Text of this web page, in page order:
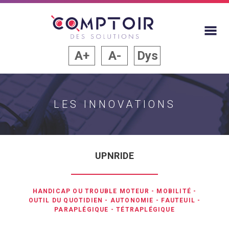
A+ A- Dys
LES INNOVATIONS
UPNRIDE
HANDICAP OU TROUBLE MOTEUR - MOBILITÉ -
OUTIL DU QUOTIDIEN - AUTONOMIE - FAUTEUIL -
PARAPLÉGIQUE -TÉTRAPLÉGIQUE